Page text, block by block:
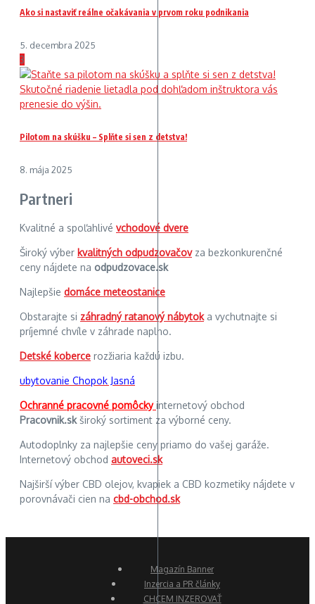
Ako si nastaviť reálne očakávania v prvom roku podnikania
5. decembra 2025
3
Pilotom na skúšku – Splňte si sen z detstva!
8. mája 2025
Partneri
Kvalitné a spoľahlivé vchodové dvere
Široký výber kvalitných odpudzovačovza bezkonkurenčné
ceny nájdete na odpudzovace.sk
Najlepšie domáce meteostanice
Obstarajte si záhradný ratanový nábytoka vychutnajte si
príjemné chvíle v záhrade naplno.
Detské koberce rozžiaria každú izbu.
ubytovanie Chopok Jasná
Ochranné pracovné pomôckyinternetový obchod
Pracovnik.skširoký sortiment za výborné ceny.
Autodoplnky za najlepšie ceny priamo do vašej garáže.
Internetový obchod autoveci.sk
Najširší výber CBD olejov, kvapiek a CBD kozmetiky nájdete v
porovnávači cien na cbd-obchod.sk
Magazín Banner
Inzercia a PR články
CHCEM INZEROVAŤ